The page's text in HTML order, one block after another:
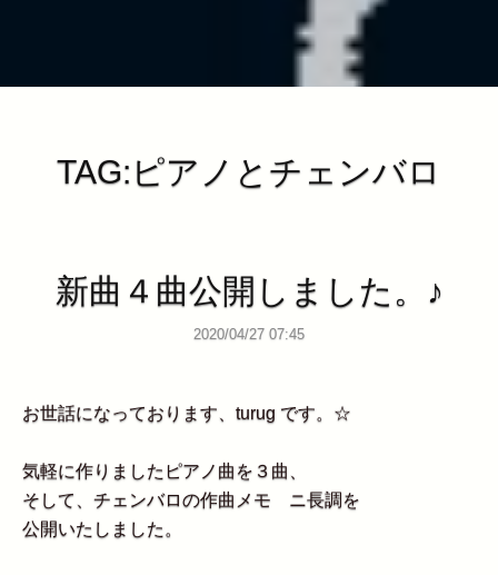
TAG:ピアノとチェンバロ
新曲４曲公開しました。♪
2020/04/27 07:45
お世話になっております、turug です。☆
気軽に作りましたピアノ曲を３曲、
そして、チェンバロの作曲メモ ニ長調を
公開いたしました。